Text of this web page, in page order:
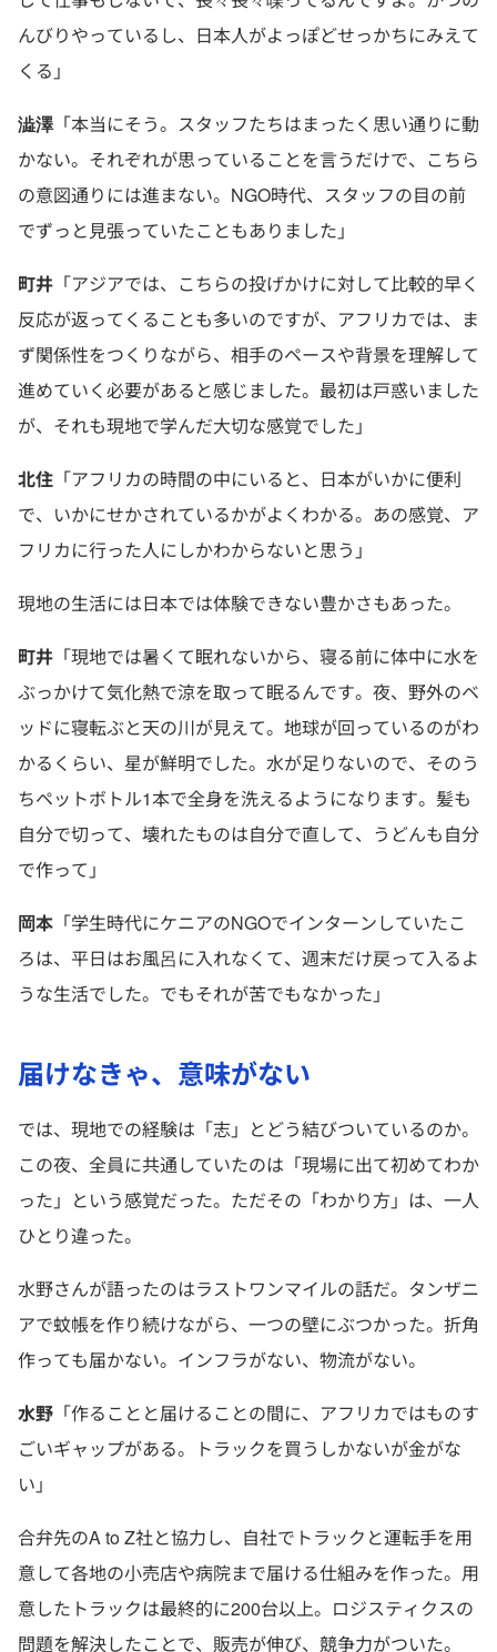
んびりやっているし、日本人がよっぽどせっかちにみえて
くる」
澁澤「本当にそう。スタッフたちはまったく思い通りに動
かない。それぞれが思っていることを言うだけで、こちら
の意図通りには進まない。NGO時代、スタッフの目の前
でずっと見張っていたこともありました」
町井 「アジアでは、こちらの投げかけに対して比較的早く
反応が返ってくることも多いのですが、アフリカでは、ま
ず関係性をつくりながら、相手のペースや背景を理解して
進めていく必要があると感じました。最初は戸惑いました
が、それも現地で学んだ大切な感覚でした」
北住 「アフリカの時間の中にいると、日本がいかに便利
で、いかにせかされているかがよくわかる。あの感覚、ア
フリカに行った人にしかわからないと思う」
現地の生活には日本では体験できない豊かさもあった。
町井 「現地では暑くて眠れないから、寝る前に体中に水を
ぶっかけて気化熱で涼を取って眠るんです。夜、野外のベ
ッドに寝転ぶと天の川が見えて。地球が回っているのがわ
かるくらい、星が鮮明でした。水が足りないので、そのう
ちペットボトル1本で全身を洗えるようになります。髪も
自分で切って、壊れたものは自分で直して、うどんも自分
で作って」
岡本 「学生時代にケニアのNGOでインターンしていたこ
ろは、平日はお風呂に入れなくて、週末だけ戻って入るよ
うな生活でした。でもそれが苦でもなかった」
届けなきゃ、意味がない
では、現地での経験は「志」とどう結びついているのか。
この夜、全員に共通していたのは「現場に出て初めてわか
った」という感覚だった。ただその「わかり方」は、一人
ひとり違った。
水野さんが語ったのはラストワンマイルの話だ。タンザニ
アで蚊帳を作り続けながら、一つの壁にぶつかった。折角
作っても届かない。インフラがない、物流がない。
水野 「作ることと届けることの間に、アフリカではものす
ごいギャップがある。トラックを買うしかないが金がな
い」
合弁先のA to Z社と協力し、自社でトラックと運転手を用
意して各地の小売店や病院まで届ける仕組みを作った。用
意したトラックは最終的に200台以上。ロジスティクスの
問題を解決したことで、販売が伸び、競争力がついた。